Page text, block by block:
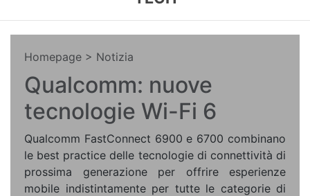
Homepage > Notizia
Qualcomm: nuove
tecnologie Wi-Fi 6
Qualcomm FastConnect 6900 e 6700 combinano
le best practice delle tecnologie di connettività di
prossima generazione per offrire esperienze
mobile indistintamente per tutte le categorie di